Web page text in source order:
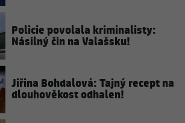
Policie povolala kriminalisty:
Násilný čin na Valašsku!
Jiřina Bohdalová: Tajný recept na
dlouhověkost odhalen!